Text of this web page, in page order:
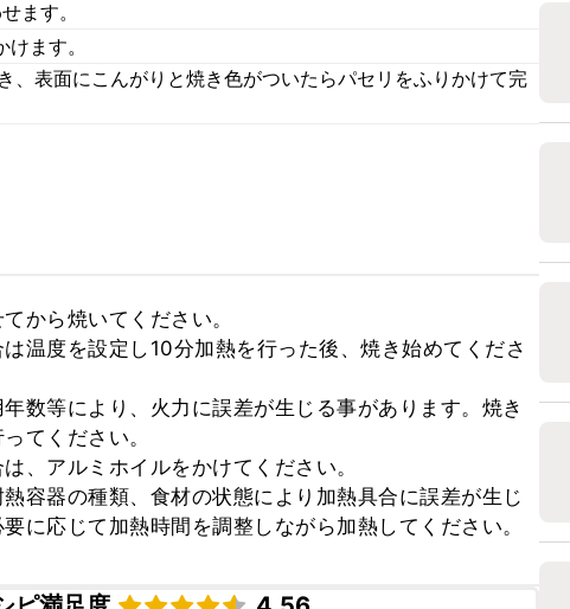
ます。
ます。
表面にこんがりと焼き色がついたらパセリをふりかけて完
から焼いてください。
温度を設定し10分加熱を行った後、焼き始めてくださ
数等により、火力に誤差が生じる事があります。焼き
てください。
、アルミホイルをかけてください。
容器の種類、食材の状態により加熱具合に誤差が生じ
に応じて加熱時間を調整しながら加熱してください。